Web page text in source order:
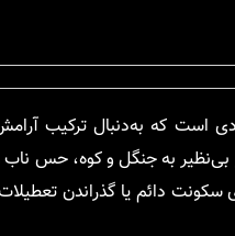
است که به‌دنبال ترکیب
بی‌نظیر به جنگل و کوه، حس
دائم یا گذراندن